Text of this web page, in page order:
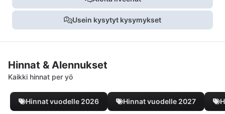
Usein kysytyt kysymykset
Hinnat & Alennukset
Kaikki hinnat per yö
Hinnat vuodelle 2026 Hinnat vuodelle 2027